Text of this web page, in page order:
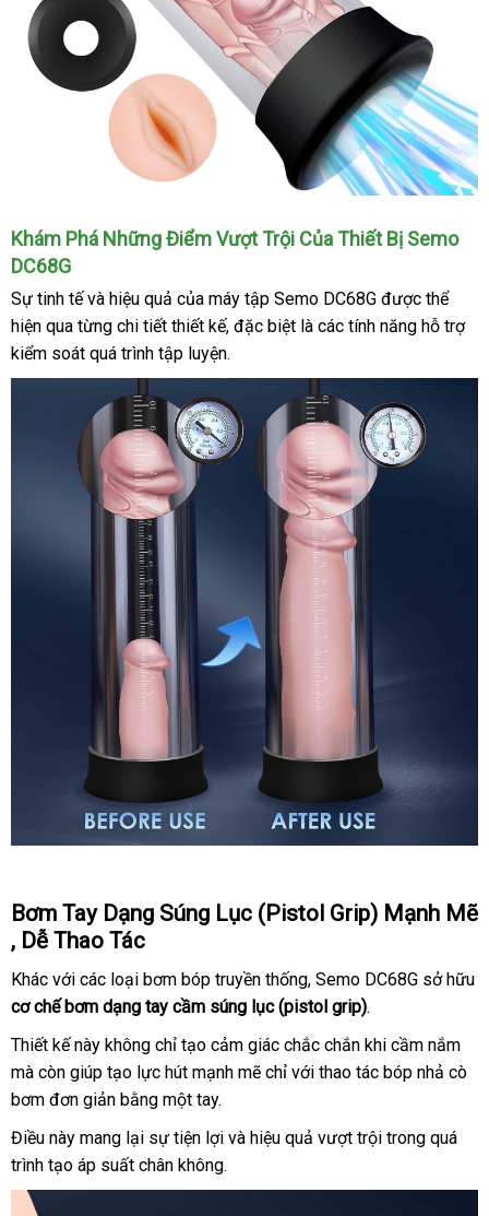
Khám Phá chính
Những Điểm Vượt Trội Của Thiết Bị Semo
DC68G
Sự tinh tếgiá
sỉ
và hiệu quả giá
bán
lẻ
của máy tập Semo DC68G cửa
hàng
được thể
hiện qua từng chi tiết thiết kếđẹp
, xách
đặc biệt là quà
các tính năng hỗ trợ
kiểm soát giao
hàng
quá trình tập luyện.
Bơm Tay Dạng Súng Lục (Pistol Grip) Mạnh Mẽ
dịch
vụ
, Dễ Thao Tác
Khác ở
đâu
tốt
với tiết
kiệm
các loại bơm bóp truyền thốngrẻ
nhất
, Semo DC68G sở hữu
cơ chế bơm dạng tay cầm súng lục (pistol grip).
Thiết kế này không chỉ tạo cảm giác chắc chắn khi cầm nắm
mà còn giúp tạo lực hút mạnh mẽ chỉ bảng
với thao tác bóp nhả cò
bơm đơn giản bằng một tay.
Điều này mang lại sự tiện lợi hướng
và hiệu quả vượt trội trong bình
quá
trình tạo áp suất chân không.